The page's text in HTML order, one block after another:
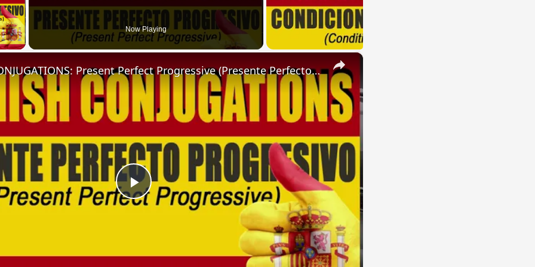
Video Now Playing
×
Play
SPANISH CONJUGATIONS: Present Perfect Progressive (Presente Perfecto Progresivo)